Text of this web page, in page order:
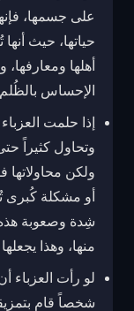
على جسمها،
حياتها، حيث
أهلها ومعارفها،
الإحساس
إذا حلمت
وتحاول كثيراً
ولكن
أو مشكلة كُبرى
شِدة وصعوبة هذه
منها، وهذا
لو رأت العزباء
شخصاً قام